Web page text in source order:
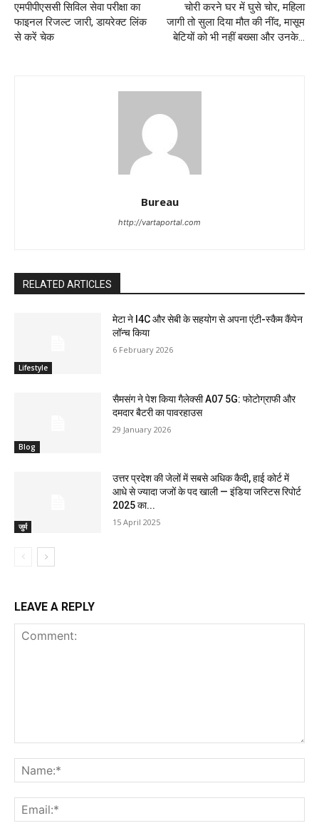
एमपीपीएससी सिविल सेवा परीक्षा का
फाइनल रिजल्ट जारी, डायरेक्ट लिंक
से करें चेक
चोरी करने घर में घुसे चोर, महिला
जागी तो सुला दिया मौत की नींद, मासूम
बेटियों को भी नहीं बख्सा और उनके…
Bureau
http://vartaportal.com
RELATED ARTICLES
Lifestyle
मेटा ने I4C और सेबी के सहयोग से अपना एंटी-स्कैम कैंपेन
लॉन्च किया
6 February 2026
Blog
सैमसंग ने पेश किया गैलेक्सी A07 5G: फोटोग्राफी और
दमदार बैटरी का पावरहाउस
29 January 2026
जुर्म
उत्तर प्रदेश की जेलों में सबसे अधिक कैदी, हाई कोर्ट में
आधे से ज्यादा जजों के पद खाली — इंडिया जस्टिस रिपोर्ट
2025 का...
15 April 2025
LEAVE A REPLY